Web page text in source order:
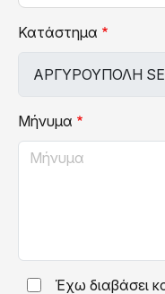
Κατάστημα
Μήνυμα
Έχω διαβάσει